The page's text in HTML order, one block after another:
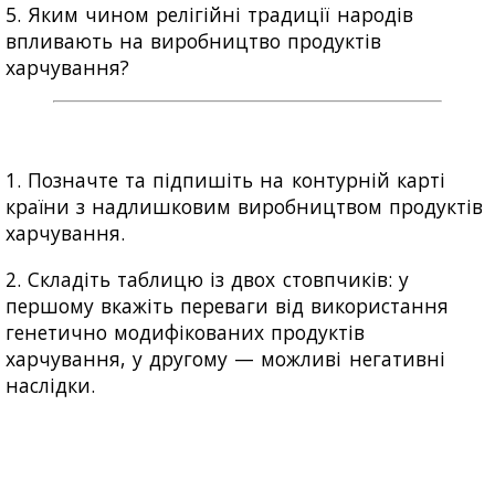
5. Яким чином релігійні традиції народів
впливають на виробництво продуктів
харчування?
1. Позначте та підпишіть на контурній карті
країни з надлишковим виробництвом продуктів
харчування.
2. Складіть таблицю із двох стовпчиків: у
першому вкажіть переваги від використання
генетично модифікованих продуктів
харчування, у другому — можливі негативні
наслідки.